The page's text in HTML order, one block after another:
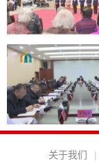
关于我们 |